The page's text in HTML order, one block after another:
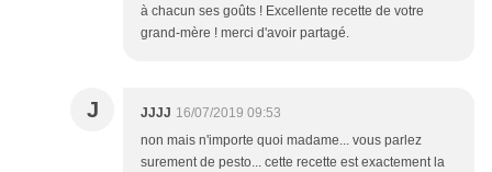
à chacun ses goûts ! Excellente recette de votre
grand-mère ! merci d'avoir partagé.
J JJJJ 16/07/2019 09:53
non mais n'importe quoi madame... vous parlez
surement de pesto... cette recette est exactement la